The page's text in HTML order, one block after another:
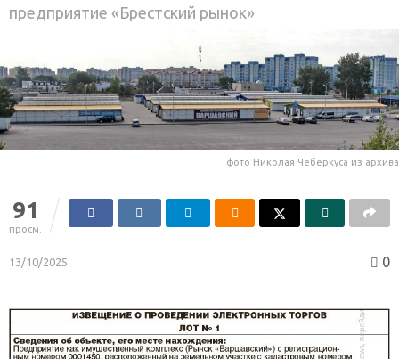
предприятие «Брестский рынок»
фото Николая Чеберкуса из архива
91
просм.
13/10/2025 0